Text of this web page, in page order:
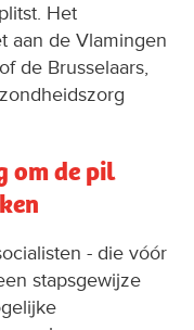
Het
aan de Vlamingen
de Brusselaars,
om de pil
- die vóór
stapsgewijze